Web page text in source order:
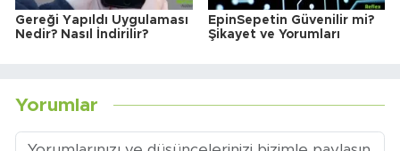
Gereği Yapıldı Uygulaması
Nedir? Nasıl İndirilir?
EpinSepetin Güvenilir mi?
Şikayet ve Yorumları
Yorumlar